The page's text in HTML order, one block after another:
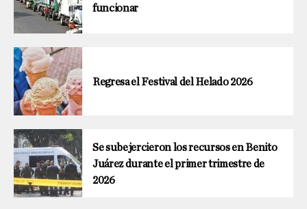
funcionar
Regresa el Festival del Helado 2026
Se subejercieron los recursos en Benito
Juárez durante el primer trimestre de
2026